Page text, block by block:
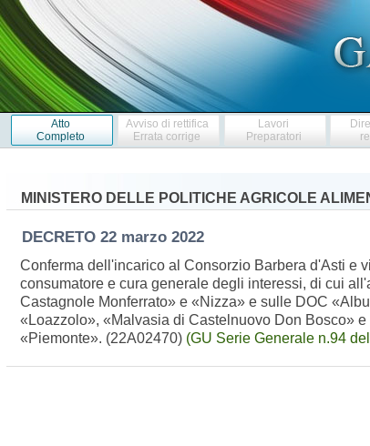
Atto
Completo
Avviso di rettifica
Errata corrige
Lavori
Preparatori
MINISTERO DELLE POLITICHE AGRICOLE
DECRETO 22 marzo 2022
Conferma dell'incarico al Consorzio Barbera d'Asti e
consumatore e cura generale degli interessi, di cui
Castagnole Monferrato» e «Nizza» e sulle DOC
«Loazzolo», «Malvasia di Castelnuovo Don Bosco»
«Piemonte». (22A02470) (GU Serie Generale n.94